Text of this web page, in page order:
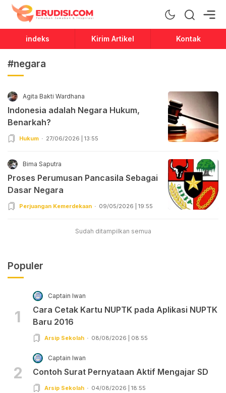
Erudisi
Temukan Jawaban dan Inspirasi
indeks Kirim Artikel Kontak
#negara
Agita Bakti Wardhana
Indonesia adalah Negara Hukum,
Benarkah?
Hukum 27/06/2026 | 13:55
Bima Saputra
Proses Perumusan Pancasila Sebagai
Dasar Negara
Perjuangan Kemerdekaan 09/05/2026 | 19:55
Sudah ditampilkan semua
Populer
1
Captain Iwan
Cara Cetak Kartu NUPTK pada Aplikasi NUPTK
Baru 2016
Arsip Sekolah 08/08/2026 | 08:55
2
Captain Iwan
Contoh Surat Pernyataan Aktif Mengajar SD
Arsip Sekolah 04/08/2026 | 18:55